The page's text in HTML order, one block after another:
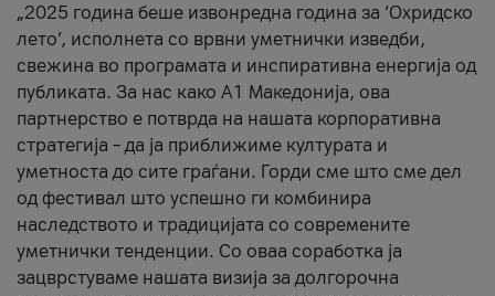
„2025 година беше извонредна година за ‘Охридско
лето’, исполнета со врвни уметнички изведби,
свежина во програмата и инспиративна енергија од
публиката. За нас како A1 Македонија, ова
партнерство е потврда на нашата корпоративна
стратегија – да ја приближиме културата и
уметноста до сите граѓани. Горди сме што сме дел
од фестивал што успешно ги комбинира
наследството и традицијата со современите
уметнички тенденции. Со оваа соработка ја
зацврстуваме нашата визија за долгорочна